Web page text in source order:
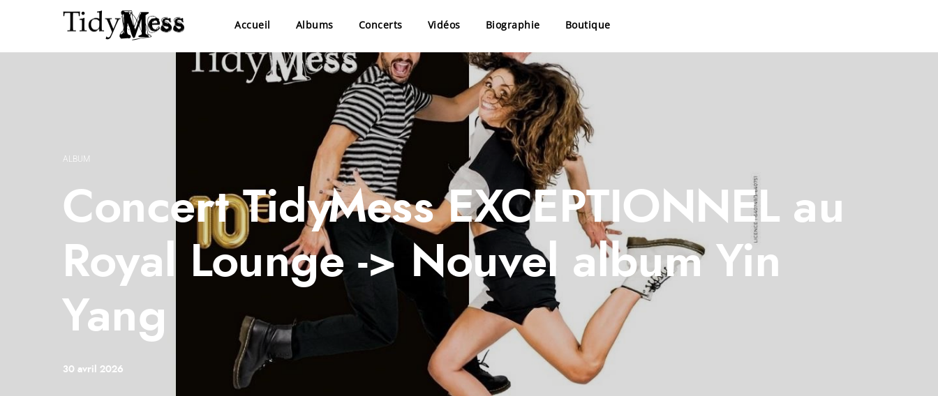
Accueil Albums Concerts Vidéos Biographie Boutique
ALBUM
Concert TidyMess EXCEPTIONNEL au
Royal Lounge -> Nouvel album Yin
Yang
30 avril 2026